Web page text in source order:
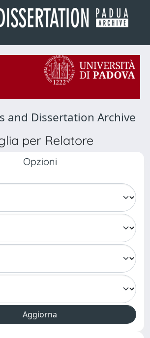
and Dissertation Archive
per Relatore
Opzioni